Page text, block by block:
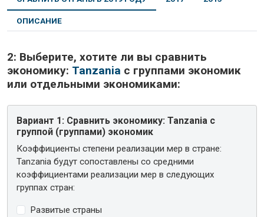
ОПИСАНИЕ
2: Выберите, хотите ли вы сравнить
экономику: Tanzania с группами экономик
или отдельными экономиками:
Вариант 1: Сравнить экономику: Tanzania с
группой (группами) экономик
Коэффициенты степени реализации мер в стране:
Tanzania будут сопоставлены со средними
коэффициентами реализации мер в следующих
группах стран:
Развитые страны